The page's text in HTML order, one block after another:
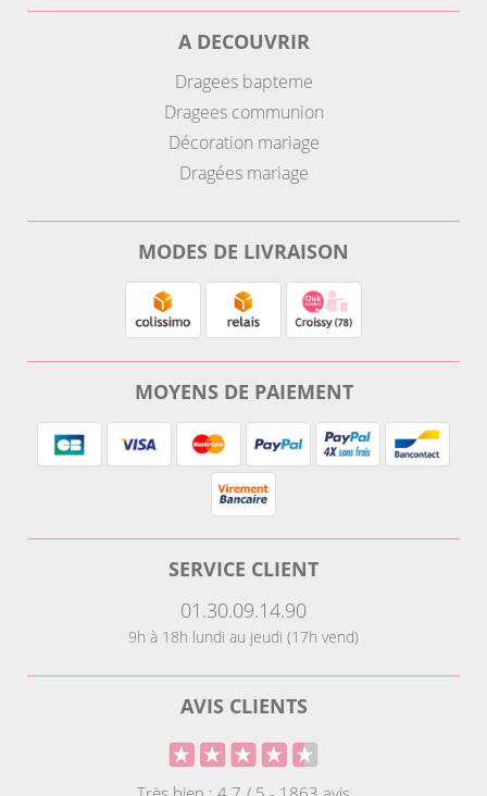
A DECOUVRIR
Dragees bapteme
Dragees communion
Décoration mariage
Dragées mariage
MODES DE LIVRAISON
MOYENS DE PAIEMENT
SERVICE CLIENT
01.30.09.14.90
9h à 18h lundi au jeudi (17h vend)
AVIS CLIENTS